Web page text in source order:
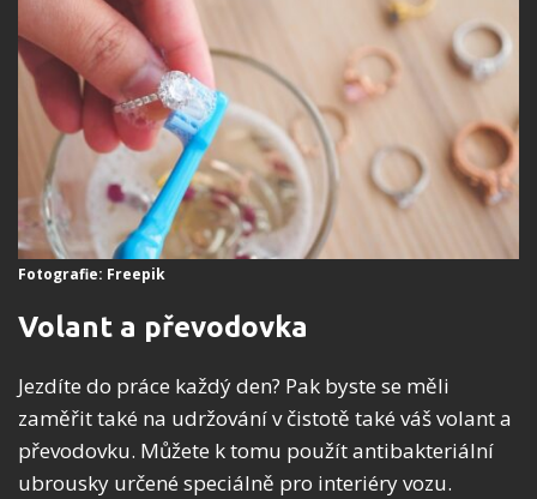
Fotografie: Freepik
Volant a převodovka
Jezdíte do práce každý den? Pak byste se měli
zaměřit také na udržování v čistotě také váš volant a
převodovku. Můžete k tomu použít antibakteriální
ubrousky určené speciálně pro interiéry vozu.